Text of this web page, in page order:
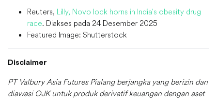
Reuters, Lilly, Novo lock horns in India's obesity drug
race. Diakses pada 24 Desember 2025
Featured Image: Shutterstock
Disclaimer
PT Valbury Asia Futures Pialang berjangka yang berizin dan
diawasi OJK untuk produk derivatif keuangan dengan aset